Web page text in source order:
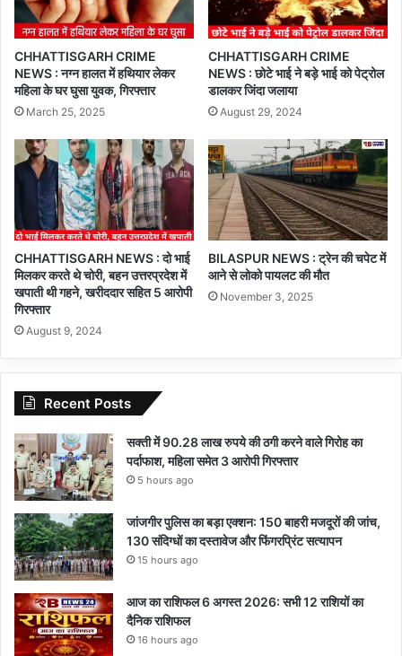
CHHATTISGARH CRIME
NEWS : नग्न हालत में हथियार लेकर
महिला के घर घुसा युवक, गिरफ्तार
March 25, 2025
CHHATTISGARH CRIME
NEWS : छोटे भाई ने बड़े भाई को पेट्रोल
डालकर जिंदा जलाया
August 29, 2024
CHHATTISGARH NEWS : दो भाई
मिलकर करते थे चोरी, बहन उत्तरप्रदेश में
खपाती थी गहने, खरीददार सहित 5 आरोपी
गिरफ्तार
August 9, 2024
BILASPUR NEWS : ट्रेन की चपेट में
आने से लोको पायलट की मौत
November 3, 2025
Recent Posts
सक्ती में 90.28 लाख रुपये की ठगी करने वाले गिरोह का
पर्दाफाश, महिला समेत 3 आरोपी गिरफ्तार
5 hours ago
जांजगीर पुलिस का बड़ा एक्शन: 150 बाहरी मजदूरों की जांच,
130 संदिग्धों का दस्तावेज और फिंगरप्रिंट सत्यापन
15 hours ago
आज का राशिफल 6 अगस्त 2026: सभी 12 राशियों का
दैनिक राशिफल
16 hours ago